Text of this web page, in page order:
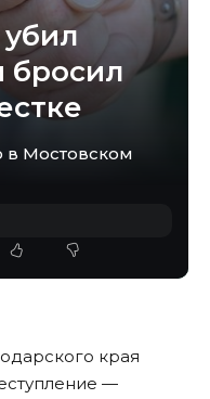
бросил
Мостовском
края
—